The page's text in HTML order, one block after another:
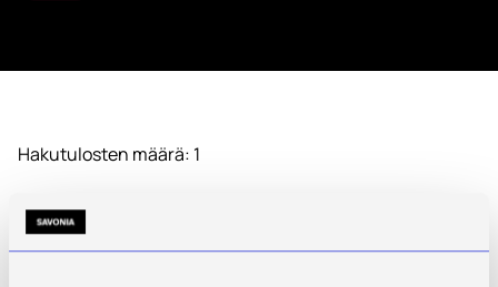
Hakutulosten määrä: 1
Tekniikka